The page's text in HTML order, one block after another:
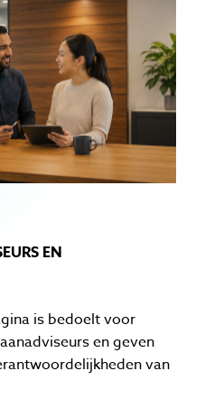
EN
is bedoelt voor
en geven
van